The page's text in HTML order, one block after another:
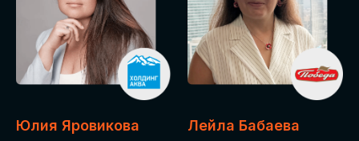
Юлия Яровикова Лейла Бабаева